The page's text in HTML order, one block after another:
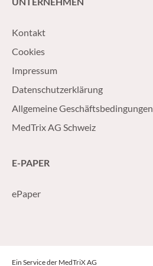
Kontakt
Cookies
Impressum
Datenschutzerklärung
Allgemeine Geschäftsbedingungen
MedTrix AG Schweiz
E-PAPER
ePaper
Ein Service der MedTriX AG